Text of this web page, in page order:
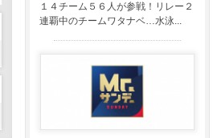
１４チーム５６人が参戦！リレー２
連覇中のチームワタナベ…水泳...